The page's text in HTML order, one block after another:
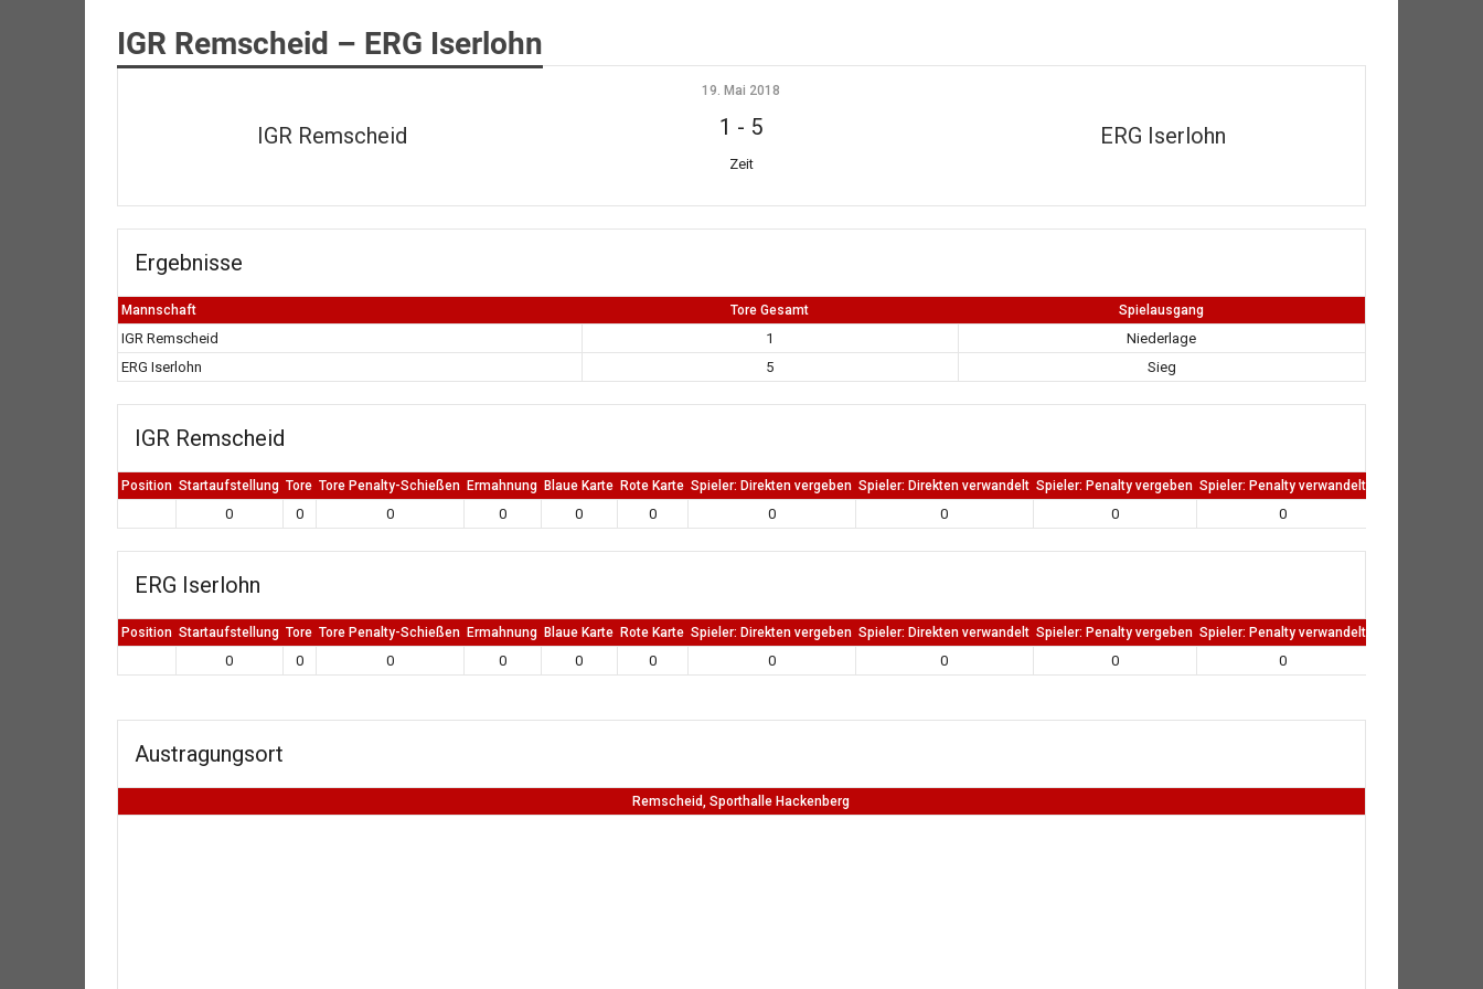
IGR Remscheid – ERG Iserlohn
IGR Remscheid ERG Iserlohn
19. Mai 2018
1 - 5
Zeit
Ergebnisse
Mannschaft Tore Gesamt Spielausgang
IGR Remscheid 1
Niederlage
ERG Iserlohn
5 Sieg
IGR Remscheid
Position Startaufstellung Tore Tore Penalty-Schießen Ermahnung Blaue Karte Rote Karte Spieler: Direkten vergeben Spieler: Direkten verwandelt Spieler: Penalty vergeben Spieler: Penalty verwandelt
0 0 0 0 0 0 0 0 0 0
ERG Iserlohn
Position Startaufstellung Tore Tore Penalty-Schießen Ermahnung Blaue Karte Rote Karte Spieler: Direkten vergeben Spieler: Direkten verwandelt Spieler: Penalty vergeben Spieler: Penalty verwandelt
0 0 0 0 0 0 0 0 0 0
Austragungsort
Remscheid, Sporthalle Hackenberg